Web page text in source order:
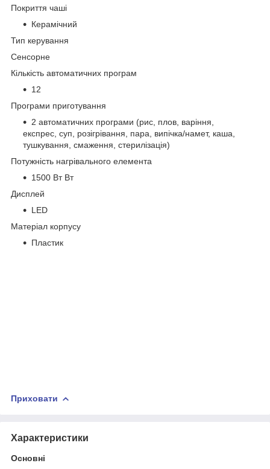
Покриття чаші
Керамічний
Тип керування
Сенсорне
Кількість автоматичних програм
12
Програми приготування
2 автоматичних програми (рис, плов, варіння,
експрес, суп, розігрівання, пара, випічка/намет, каша,
тушкування, смаження, стерилізація)
Потужність нагрівального елемента
1500 Вт Вт
Дисплей
LED
Матеріал корпусу
Пластик
Приховати
Характеристики
Основні